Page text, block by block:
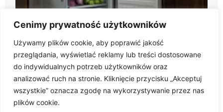
Cenimy prywatność użytkowników
Używamy plików cookie, aby poprawić jakość
przeglądania, wyświetlać reklamy lub treści dostosowane
do indywidualnych potrzeb użytkowników oraz
analizować ruch na stronie. Kliknięcie przycisku „Akceptuj
wszystkie” oznacza zgodę na wykorzystywanie przez nas
plików cookie.
Lodówka po angielsku – jak powiedzieć i jakich słów
używać?
Twoja inspiracja na każdą wyprawę